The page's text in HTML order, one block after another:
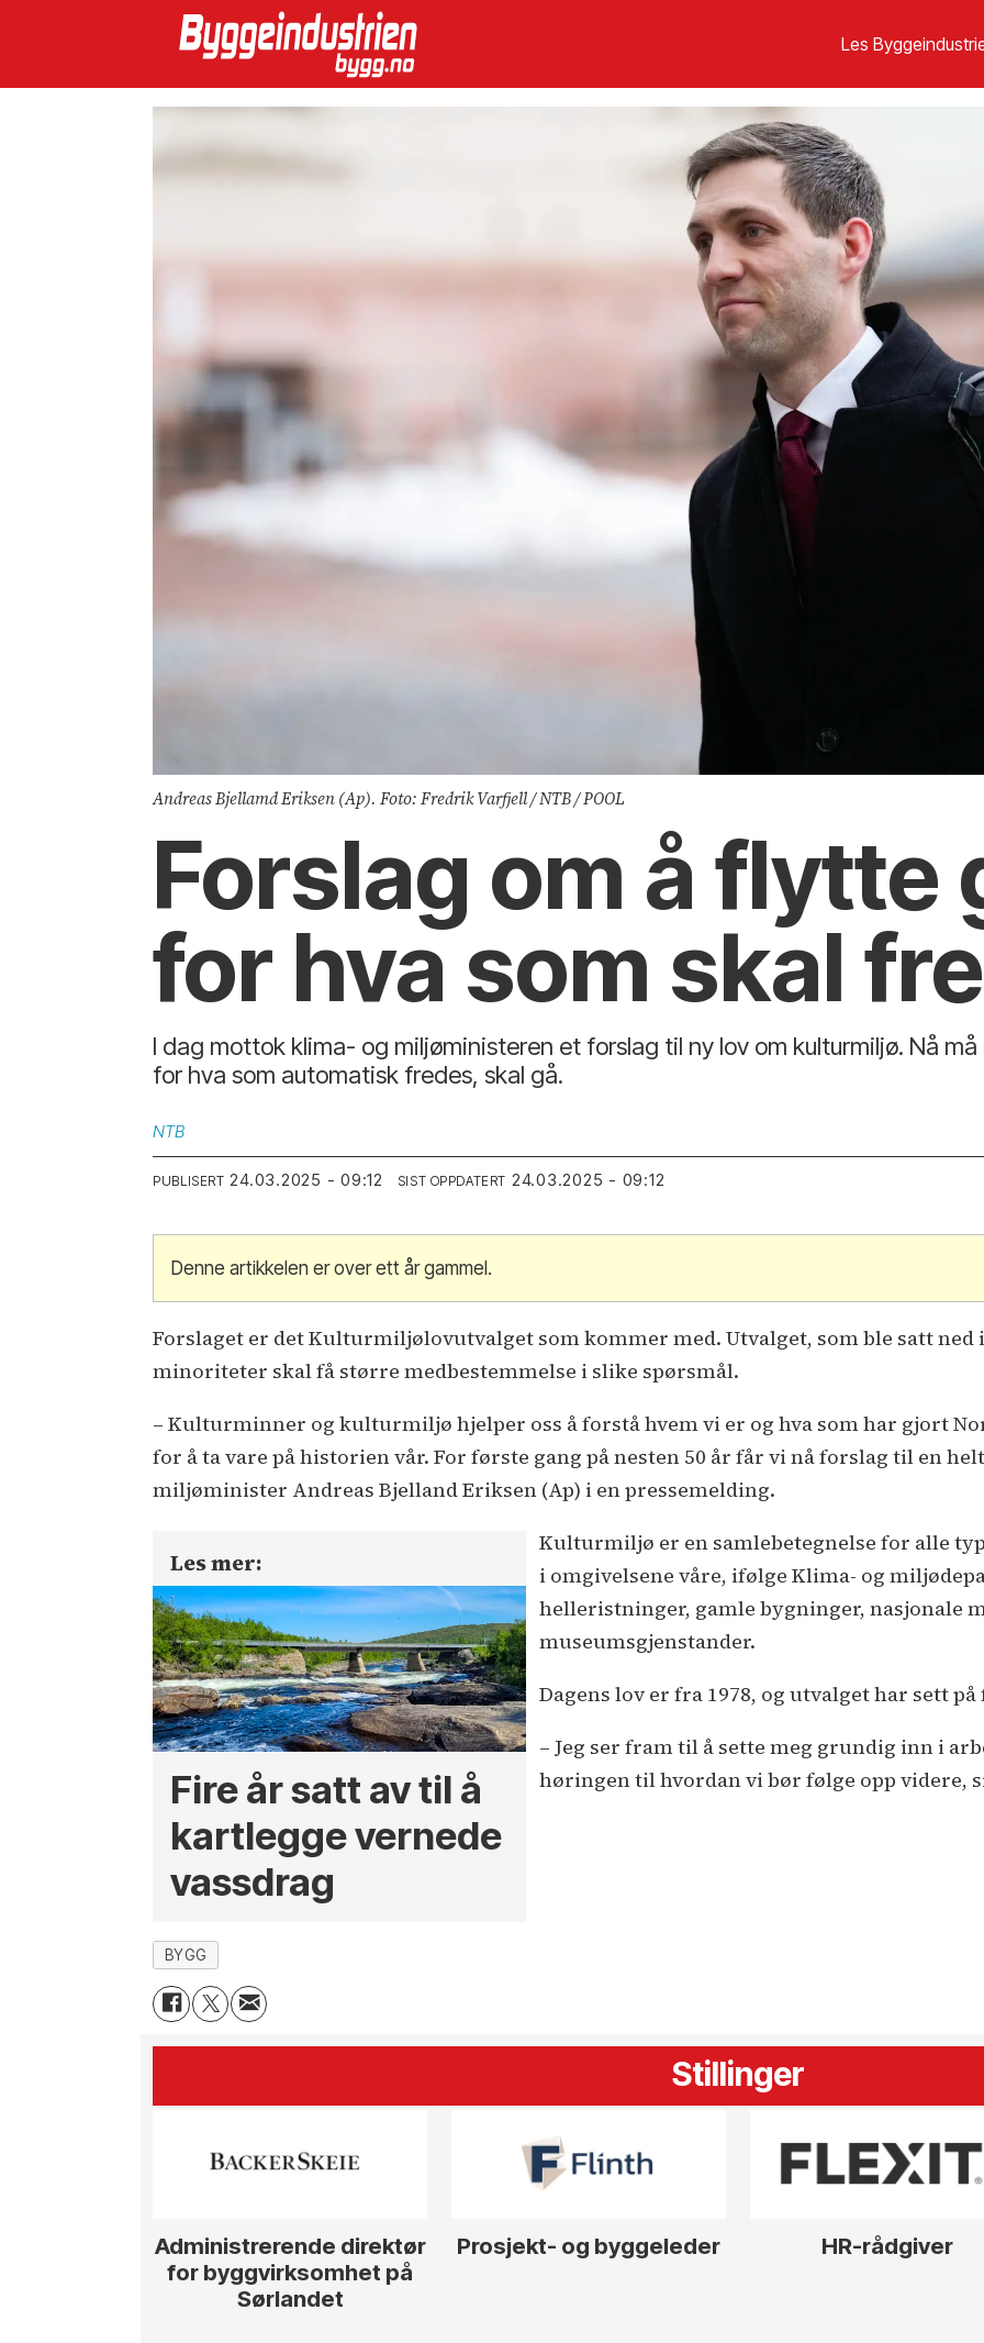
Les
Andreas Bjellamd Eriksen (Ap). Foto: Fredrik Varfjell / NTB / POOL
Forslag om å flytte
for hva som skal
I dag mottok klima- og miljøministeren et forslag til ny lov om kulturmiljø. Nå
for hva som automatisk fredes, skal gå.
NTB
PUBLISERT 24.03.2025 - 09:12 SIST OPPDATERT 24.03.2025 - 09:12
Denne artikkelen er over ett år gammel.
Forslaget er det Kulturmiljølovutvalget som kommer med. Utvalget, som ble satt ned
minoriteter skal få større medbestemmelse i slike spørsmål.
– Kulturminner og kulturmiljø hjelper oss å forstå hvem vi er og hva som har gjort
for å ta vare på historien vår. For første gang på nesten 50 år får vi nå forslag til en
miljøminister Andreas Bjelland Eriksen (Ap) i en pressemelding.
Les mer:
Fire år satt av til å
kartlegge vernede
vassdrag
Kulturmiljø er en samlebetegnelse for alle
i omgivelsene våre, ifølge Klima- og
helleristninger, gamle bygninger, nasjonale
museumsgjenstander.
Dagens lov er fra 1978, og utvalget har sett
– Jeg ser fram til å sette meg grundig inn i
høringen til hvordan vi bør følge opp videre,
BYGG
Stillinger
Administrerende direktør
for byggvirksomhet på
Sørlandet
Prosjekt- og byggeleder HR-rådgiver